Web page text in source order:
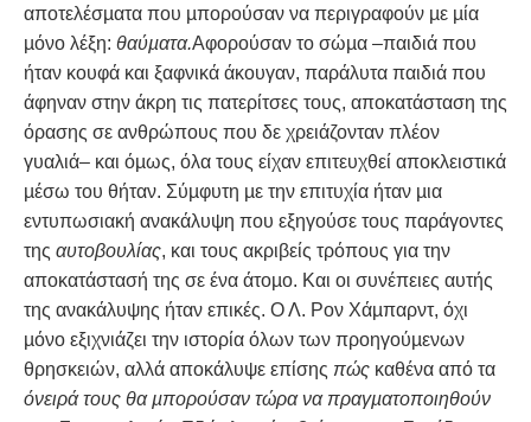
αποτελέσµατα που µπορούσαν να περιγραφούν µε µία
µόνο λέξη: θαύµατα.Αφορούσαν το σώµα –παιδιά που
ήταν κουφά και ξαφνικά άκουγαν, παράλυτα παιδιά που
άφηναν στην άκρη τις πατερίτσες τους, αποκατάσταση της
όρασης σε ανθρώπους που δε χρειάζονταν πλέον
γυαλιά– και όµως, όλα τους είχαν επιτευχθεί αποκλειστικά
µέσω του θήταν. Σύµφυτη µε την επιτυχία ήταν µια
εντυπωσιακή ανακάλυψη που εξηγούσε τους παράγοντες
της αυτοβουλίας, και τους ακριβείς τρόπους για την
αποκατάστασή της σε ένα άτοµο. Και οι συνέπειες αυτής
της ανακάλυψης ήταν επικές. Ο Λ. Ρον Χάµπαρντ, όχι
µόνο εξιχνιάζει την ιστορία όλων των προηγούµενων
θρησκειών, αλλά αποκάλυψε επίσης πώς καθένα από τα
όνειρά τους θα µπορούσαν τώρα να πραγµατοποιηθούν